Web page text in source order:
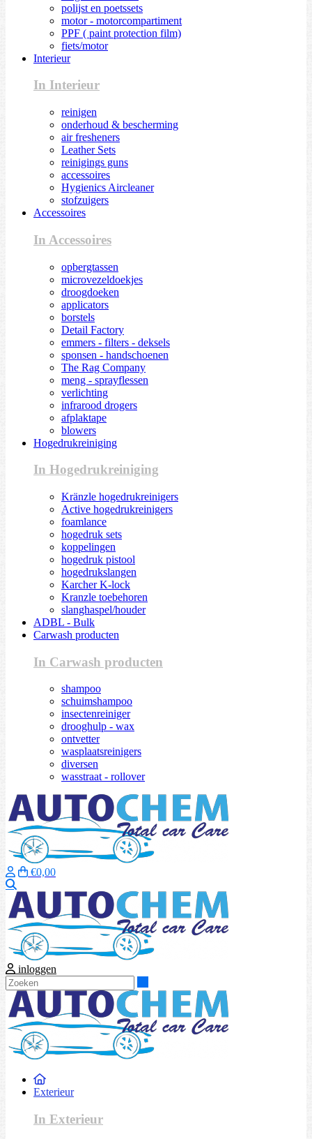
polijst en poetssets
motor - motorcompartiment
PPF ( paint protection film)
fiets/motor
Interieur
In Interieur
reinigen
onderhoud & bescherming
air fresheners
Leather Sets
reinigings guns
accessoires
Hygienics Aircleaner
stofzuigers
Accessoires
In Accessoires
opbergtassen
microvezeldoekjes
droogdoeken
applicators
borstels
Detail Factory
emmers - filters - deksels
sponsen - handschoenen
The Rag Company
meng - sprayflessen
verlichting
infrarood drogers
afplaktape
blowers
Hogedrukreiniging
In Hogedrukreiniging
Kränzle hogedrukreinigers
Active hogedrukreinigers
foamlance
hogedruk sets
koppelingen
hogedruk pistool
hogedrukslangen
Karcher K-lock
Kranzle toebehoren
slanghaspel/houder
ADBL - Bulk
Carwash producten
In Carwash producten
shampoo
schuimshampoo
insectenreiniger
drooghulp - wax
ontvetter
wasplaatsreinigers
diversen
wasstraat - rollover
€0,00
inloggen
Exterieur
In Exterieur